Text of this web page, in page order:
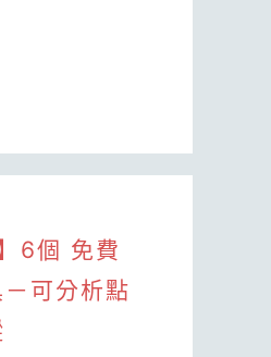
6個 免費
可分析點